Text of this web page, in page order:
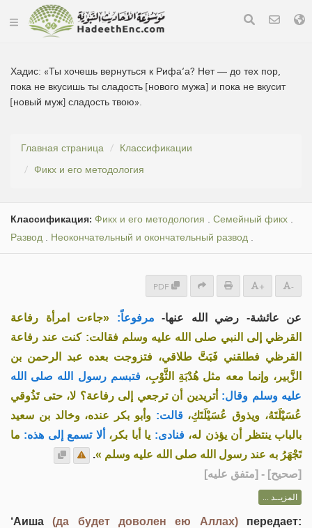
Хадис: «Ты хочешь вернуться к Рифа‘а? Нет — до тех пор,
пока не вкусишь ты сладость [нового мужа] и пока не вкусит
[новый муж] сладость твою».
Главная страница
Классификации
Фикх и его методология
Классификация: Фикх и его методология . Семейный фикх .
Развод . Неокончательный и окончательный развод .
PDF + -
عن عائشة- رضي الله عنها- مرفوعاً:
«جاءت امرأة رفاعة
القرظي إلى النبي صلى الله عليه وسلم فقالت: كنت عند رفاعة
القرظي فطلقني فَبَتَّ طلاقي، فتزوجت بعده عبد الرحمن بن
الزَّبير، وإنما معه مثل هُدْبَةِ الثَّوْبِ، فتبسم رسول الله صلى الله
عليه وسلم وقال: أتريدين أن ترجعي إلى رفاعة؟ لا، حتى تَذُوقي
عُسَيْلَتَهُ، ويذوق عُسَيْلَتَكِ، قالت: وأبو بكر عنده، وخالد بن سعيد
بالباب ينتظر أن يؤذن له، فنادى: يا أبا بكر، ألا تسمع إلى هذه: ما
تَجْهَرُ به عند رسول الله صلى الله عليه وسلم ».
[صحيح] - [متفق عليه]
المزيــد ...
‘Аиша(да будет доволен ею Аллах)передает: